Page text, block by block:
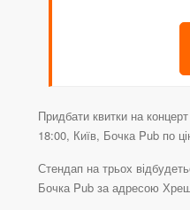
Придбати квитки на
18:00, Київ, Бочка Pub по
Стендап на трьох
Бочка Pub за адресою